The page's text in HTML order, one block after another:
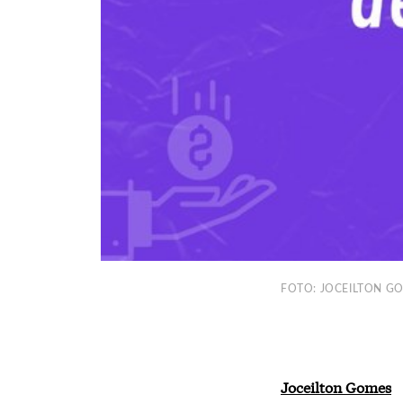
FOTO: JOCEILTON
Joceilton Gomes